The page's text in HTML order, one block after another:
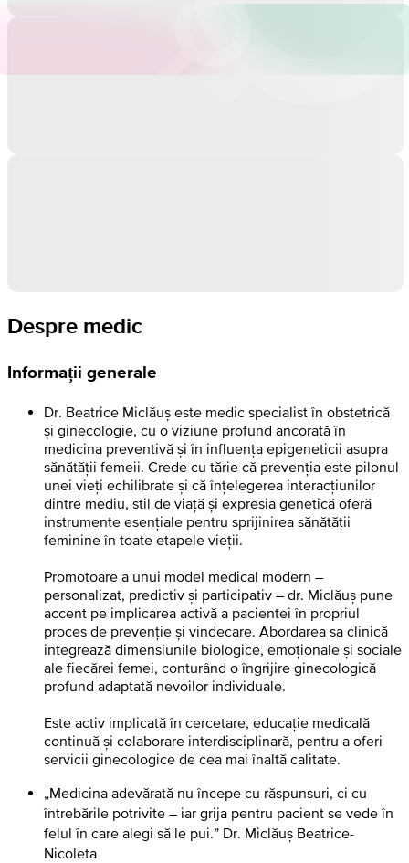
Despre medic
Informații generale
Dr. Beatrice Miclăuș este medic specialist în obstetrică
și ginecologie, cu o viziune profund ancorată în
medicina preventivă și în influența epigeneticii asupra
sănătății femeii. Crede cu tărie că prevenția este pilonul
unei vieți echilibrate și că înțelegerea interacțiunilor
dintre mediu, stil de viață și expresia genetică oferă
instrumente esențiale pentru sprijinirea sănătății
feminine în toate etapele vieții.
Promotoare a unui model medical modern –
personalizat, predictiv și participativ – dr. Miclăuș pune
accent pe implicarea activă a pacientei în propriul
proces de prevenție și vindecare. Abordarea sa clinică
integrează dimensiunile biologice, emoționale și sociale
ale fiecărei femei, conturând o îngrijire ginecologică
profund adaptată nevoilor individuale.
Este activ implicată în cercetare, educație medicală
continuă și colaborare interdisciplinară, pentru a oferi
servicii ginecologice de cea mai înaltă calitate.
„Medicina adevărată nu începe cu răspunsuri, ci cu
întrebările potrivite – iar grija pentru pacient se vede în
felul în care alegi să le pui.” Dr. Miclăuș Beatrice-
Nicoleta